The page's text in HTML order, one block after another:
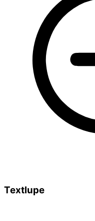
Textlupe